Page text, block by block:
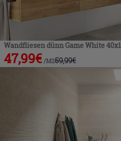
Wandfliesen dünn Game White
47,99€ /M259,99€